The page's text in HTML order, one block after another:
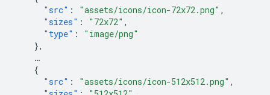
"src" : "assets/icons/icon-72x72.png" ,
"sizes" : "72x72" ,
"type" :
"image/png"
},
…
{
"src" : "assets/icons/icon-512x512.png" ,